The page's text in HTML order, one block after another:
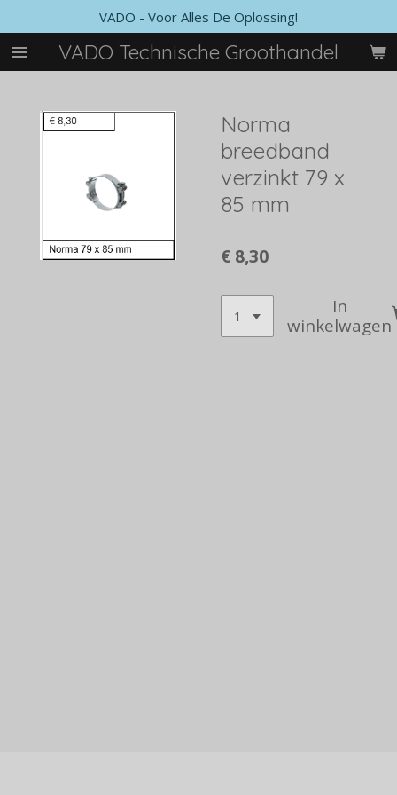
direct
naar
de
VADO Technische Groothandel
VADO - Voor Alles De Oplossing!
Norma
breedband
verzinkt 79 x
85 mm
€ 8,30
In
winkelwagen